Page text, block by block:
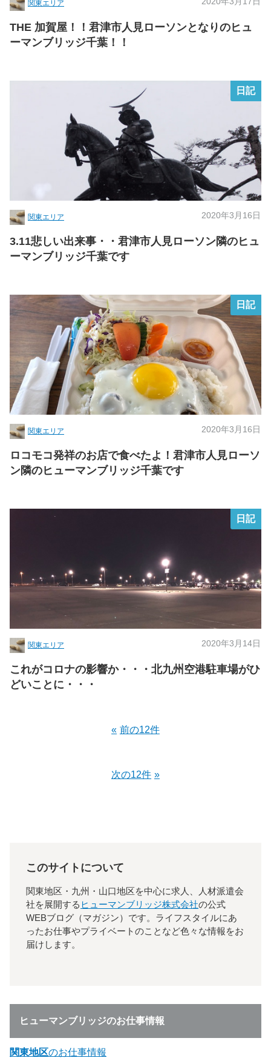
関東エリア
THE 加賀屋！！君津市人見ローソンとなりのヒュ
ーマンブリッジ千葉！！
日記
関東エリア 2020年3月16日
3.11悲しい出来事・・君津市人見ローソン隣のヒュ
ーマンブリッジ千葉です
日記
関東エリア 2020年3月16日
ロコモコ発祥のお店で食べたよ！君津市人見ローソ
ン隣のヒューマンブリッジ千葉です
日記
関東エリア 2020年3月14日
これがコロナの影響か・・・北九州空港駐車場がひ
どいことに・・・
前の12件
次の12件
このサイトについて
関東地区・九州・山口地区を中心に求人、人材派遣会
社を展開する ヒューマンブリッジ株式会社の公式
WEBブログ（マガジン）です。ライフスタイルにあ
ったお仕事やプライベートのことなど色々な情報をお
届けします。
ヒューマンブリッジのお仕事情報
関東地区のお仕事情報